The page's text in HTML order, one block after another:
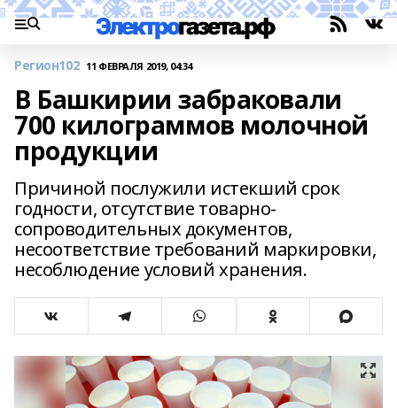
Регион102 11 ФЕВРАЛЯ 2019, 04:34
В Башкирии забраковали
700 килограммов молочной
продукции
Причиной послужили истекший срок
годности, отсутствие товарно-
сопроводительных документов,
несоответствие требований маркировки,
несоблюдение условий хранения.